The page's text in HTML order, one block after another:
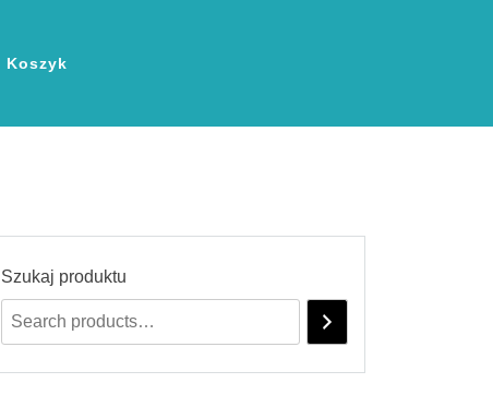
Koszyk
Szukaj produktu